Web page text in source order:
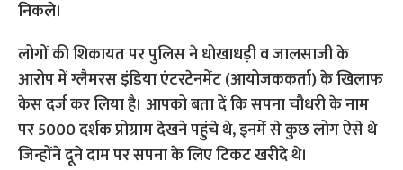
निकले।
लोगों की शिकायत पर पुलिस ने धोखाधड़ी व जालसाजी के
आरोप में ग्लैमरस इंडिया एंटरटेनमेंट (आयोजककर्ता) के खिलाफ
केस दर्ज कर लिया है। आपको बता दें कि सपना चौधरी के नाम
पर 5000 दर्शक प्रोग्राम देखने पहुंचे थे, इनमें से कुछ लोग ऐसे थे
जिन्होंने दूने दाम पर सपना के लिए टिकट खरीदे थे।